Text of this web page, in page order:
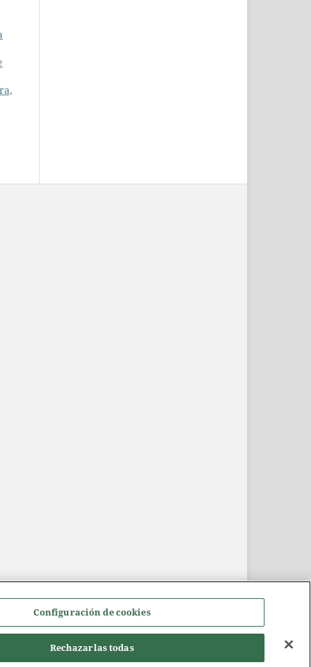
Configuración de cookies
Rechazarlas todas